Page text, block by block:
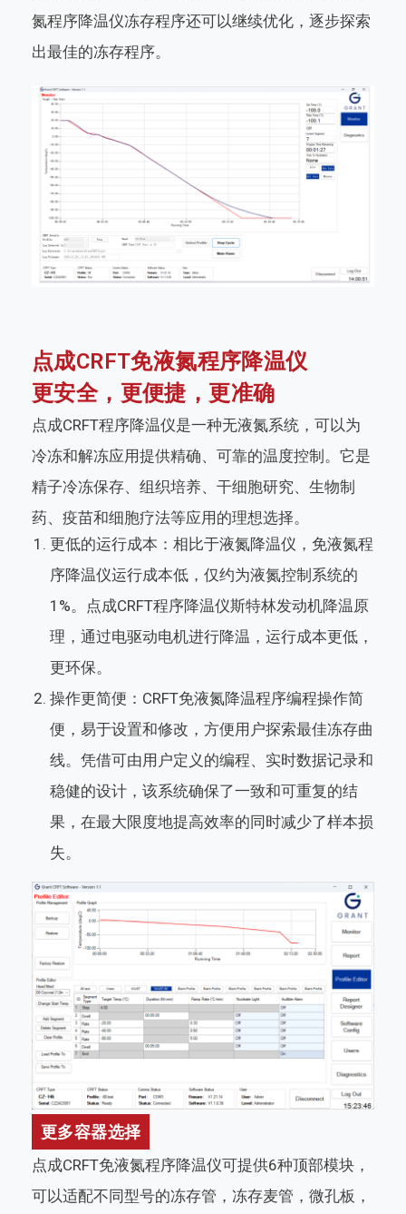
氮程序降温仪冻存程序还可以继续优化，逐步探索
出最佳的冻存程序。
点成CRFT免液氮程序降温仪
更安全，更便捷，更准确
点成CRFT程序降温仪是一种无液氮系统，可以为
冷冻和解冻应用提供精确、可靠的温度控制。它是
精子冷冻保存、组织培养、干细胞研究、生物制
药、疫苗和细胞疗法等应用的理想选择。
更低的运行成本：相比于液氮降温仪，免液氮程
序降温仪运行成本低，仅约为液氮控制系统的
1%。点成CRFT程序降温仪斯特林发动机降温原
理，通过电驱动电机进行降温，运行成本更低，
更环保。
操作更简便：CRFT免液氮降温程序编程操作简
便，易于设置和修改，方便用户探索最佳冻存曲
线。凭借可由用户定义的编程、实时数据记录和
稳健的设计，该系统确保了一致和可重复的结
果，在最大限度地提高效率的同时减少了样本损
失。
更多容器选择
点成CRFT免液氮程序降温仪可提供6种顶部模块，
可以适配不同型号的冻存管，冻存麦管，微孔板，